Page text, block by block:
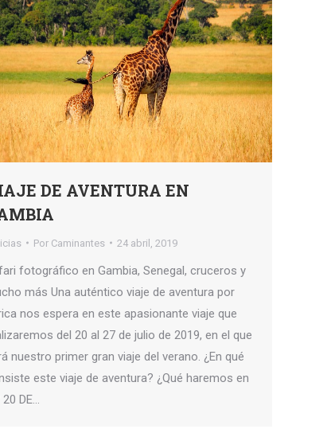
DE AVENTURA EN
Por Caminantes 24 abril, 2019
fotográfico en Gambia, Senegal, cruceros y
más Una auténtico viaje de aventura por
nos espera en este apasionante viaje que
del 20 al 27 de julio de 2019, en el que
nuestro primer gran viaje del verano. ¿En qué
este viaje de aventura? ¿Qué haremos en
20 DE…